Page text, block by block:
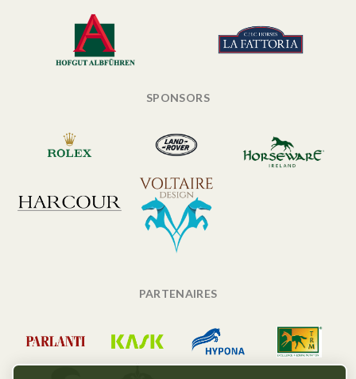
SPONSORS
PARTENAIRES